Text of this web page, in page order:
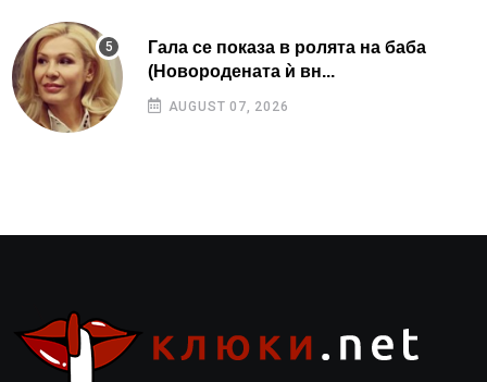
Гала се показа в ролята на баба
(Новородената ѝ вн...
AUGUST 07, 2026